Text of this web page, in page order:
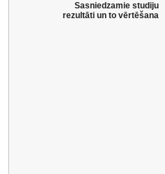
Sasniedzamie studiju
rezultāti un to vērtēšana